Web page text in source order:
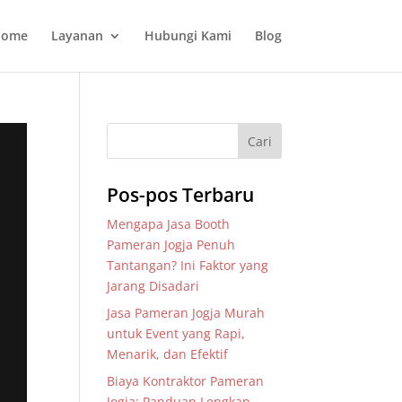
Layanan Hubungi Kami Blog
Pos-pos Terbaru
Mengapa Jasa Booth
Pameran Jogja Penuh
Tantangan? Ini Faktor yang
Jarang Disadari
Jasa Pameran Jogja Murah
untuk Event yang Rapi,
Menarik, dan Efektif
Biaya Kontraktor Pameran